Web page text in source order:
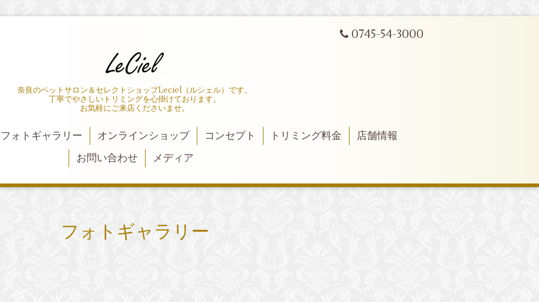
0745-54-3000
奈良のペットサロン＆セレクトショップLeciel（ルシェル）です。
丁寧でやさしいトリミングを心掛けております。
お気軽にご来店くださいませ。
フォトギャラリー オンラインショップ コンセプト トリミング料金
店舗情報
お問い合わせ
メディア
フォトギャラリー